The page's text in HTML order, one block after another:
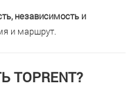
независимость и
и маршрут.